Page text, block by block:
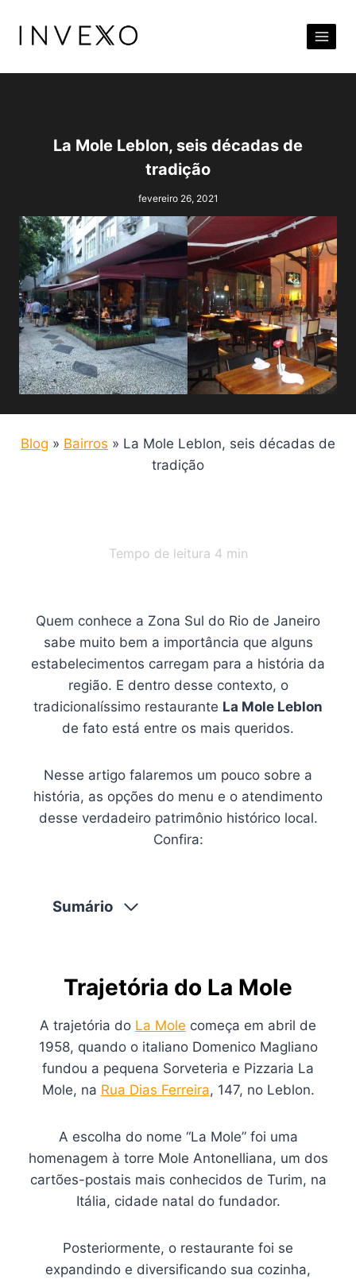
para
Conteúdo
La Mole Leblon, seis décadas de
tradição
fevereiro 26, 2021
Blog » Bairros » La Mole Leblon, seis décadas de
tradição
Tempo de leitura 4 min
Quem conhece a Zona Sul do Rio de Janeiro
sabe muito bem a importância que alguns
estabelecimentos carregam para a história da
região. E dentro desse contexto, o
tradicionalíssimo restaurante La Mole Leblon
de fato está entre os mais queridos.
Nesse artigo falaremos um pouco sobre a
história, as opções do menu e o atendimento
desse verdadeiro patrimônio histórico local.
Confira:
Sumário
Trajetória do La Mole
A trajetória do La Mole começa em abril de
1958, quando o italiano Domenico Magliano
fundou a pequena Sorveteria e Pizzaria La
Mole, na Rua Dias Ferreira, 147, no Leblon.
A escolha do nome “La Mole” foi uma
homenagem à torre Mole Antonelliana, um dos
cartões-postais mais conhecidos de Turim, na
Itália, cidade natal do fundador.
Posteriormente, o restaurante foi se
expandindo e diversificando sua cozinha,